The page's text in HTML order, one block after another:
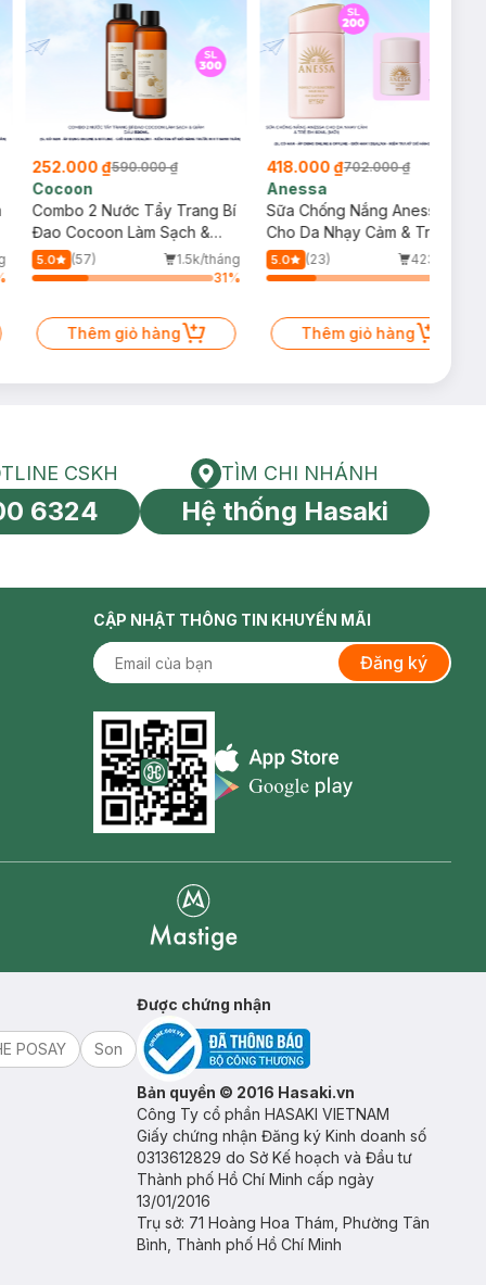
252.000 ₫590.000 ₫
Cocoon
Combo 2 Nước Tẩy Trang Bí
Đao Cocoon Làm Sạch &
Giảm Dầu 500ml
5.0 (57)
1.5k/tháng
31%
Thêm giỏ hàng
418.000 ₫702.000 ₫
Anessa
Sữa Chống Nắng Anessa
Cho Da Nhạy Cảm & Trẻ Em
60ml (Mới)
5.0 (23)
423/tháng
Thêm giỏ hàng
toàn cầu
HOTLINE CSKH
CSKH
6324
Tìm chi nhánh
TÌM CHI NHÁNH
Hệ thống Hasaki
CẬP NHẬT THÔNG TIN KHUYẾN MÃI
Đăng ký
Appstore icon
POSAY
Son
Được chứng nhận
Bản quyền © 2016 Hasaki.vn
Công Ty cổ phần HASAKI VIETNAM
Giấy chứng nhận Đăng ký Kinh doanh số
0313612829 do Sở Kế hoạch và Đầu tư
Thành phố Hồ Chí Minh cấp ngày
13/01/2016
Trụ sở: 71 Hoàng Hoa Thám, Phường Tân
Bình, Thành phố Hồ Chí Minh